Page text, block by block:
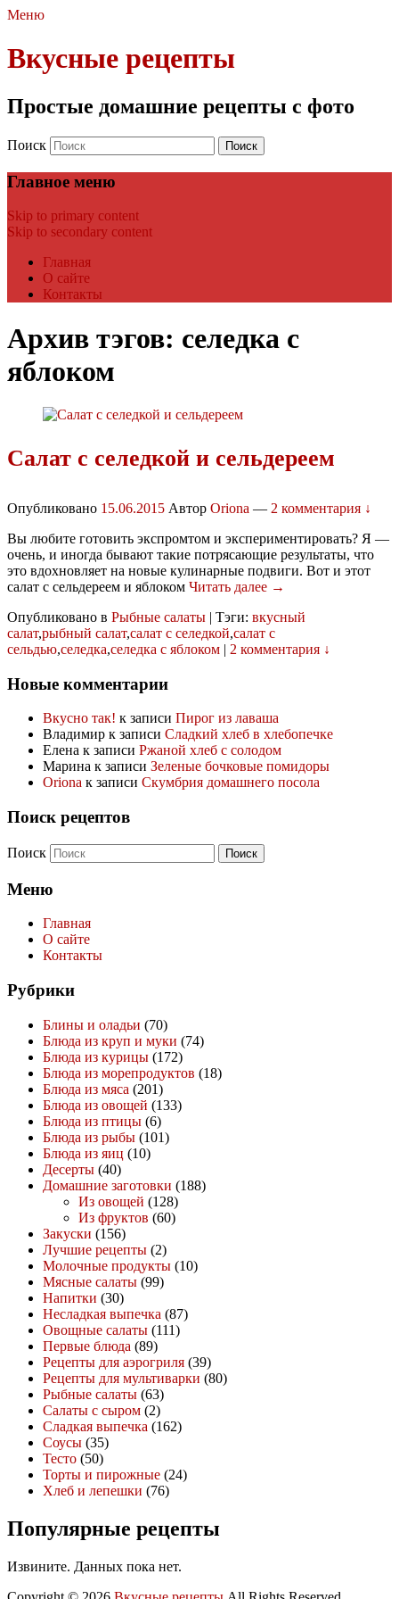
Меню
Вкусные рецепты
Простые домашние рецепты с фото
Поиск
Главное меню
Skip to primary content
Skip to secondary content
Главная
О сайте
Контакты
Архив тэгов: селедка с
яблоком
Салат с селедкой и сельдереем
Опубликовано 15.06.2015 Автор Oriona — 2 комментария ↓
Вы любите готовить экспромтом и экспериментировать? Я —
очень, и иногда бывают такие потрясающие результаты, что
это вдохновляет на новые кулинарные подвиги. Вот и этот
салат с сельдереем и яблоком Читать далее →
Опубликовано в Рыбные салаты | Тэги: вкусный
салат,рыбный салат,салат с селедкой,салат с
сельдью,селедка,селедка с яблоком | 2 комментария ↓
Новые комментарии
Вкусно так! к записи Пирог из лаваша
Владимир к записи Сладкий хлеб в хлебопечке
Елена к записи Ржаной хлеб с солодом
Марина к записи Зеленые бочковые помидоры
Oriona к записи Скумбрия домашнего посола
Поиск рецептов
Поиск
Меню
Главная
О сайте
Контакты
Рубрики
Блины и оладьи (70)
Блюда из круп и муки (74)
Блюда из курицы (172)
Блюда из морепродуктов (18)
Блюда из мяса (201)
Блюда из овощей (133)
Блюда из птицы (6)
Блюда из рыбы (101)
Блюда из яиц (10)
Десерты (40)
Домашние заготовки (188)
Из овощей (128)
Из фруктов (60)
Закуски (156)
Лучшие рецепты (2)
Молочные продукты (10)
Мясные салаты (99)
Напитки (30)
Несладкая выпечка (87)
Овощные салаты (111)
Первые блюда (89)
Рецепты для аэрогриля (39)
Рецепты для мультиварки (80)
Рыбные салаты (63)
Салаты с сыром (2)
Сладкая выпечка (162)
Соусы (35)
Тесто (50)
Торты и пирожные (24)
Хлеб и лепешки (76)
Популярные рецепты
Извините. Данных пока нет.